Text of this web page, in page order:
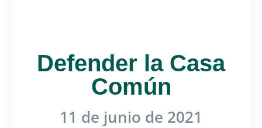
Defender la Casa
Común
11 de junio de 2021